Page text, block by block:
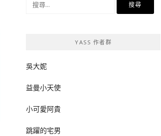
YASS 作者群
吳大妮
益曼小天使
小可愛阿貴
跳躍的宅男